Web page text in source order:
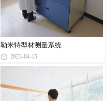
勒米特型材测量系统
2023-04-15